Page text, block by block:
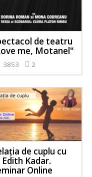
de teatru
me, Motanel"
3853 2
de cuplu cu
Edith Kadar.
Online